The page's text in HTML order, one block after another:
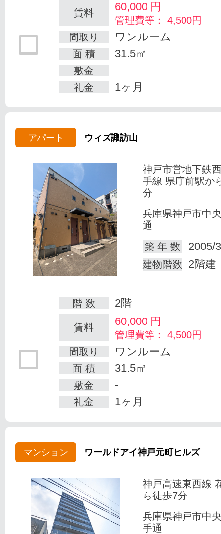
賃料 60,000 円
管理費等： 4,500円
間取り
ワンルーム
面 積 31.5㎡
敷金 -
礼金 1ヶ月
アパート ウィズ諏訪山
神戸市営地下鉄
手線 県庁前駅か
分
兵庫県神戸市中
通
築 年 数
2005/
建物階数 2階建
階 数 2階
賃料 60,000 円
管理費等： 4,500円
間取り
ワンルーム
面 積 31.5㎡
敷金 -
礼金 1ヶ月
マンション ワールドアイ神戸元町ヒルズ
神戸高速東西線
ら徒歩7分
兵庫県神戸市中
手通